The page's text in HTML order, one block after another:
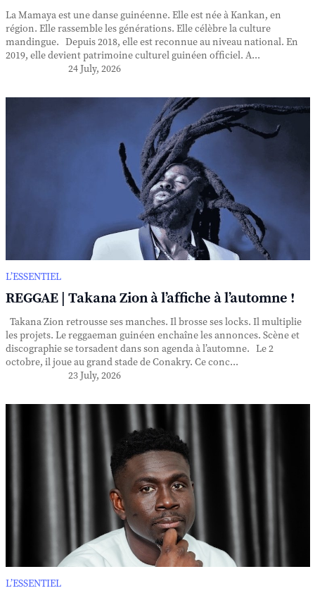
La Mamaya est une danse guinéenne. Elle est née à Kankan, en
région. Elle rassemble les générations. Elle célèbre la culture
mandingue. Depuis 2018, elle est reconnue au niveau national. En
2019, elle devient patrimoine culturel guinéen officiel. A...
24 July, 2026
L’ESSENTIEL
REGGAE | Takana Zion à l’affiche à l’automne !
Takana Zion retrousse ses manches. Il brosse ses locks. Il multiplie
les projets. Le reggaeman guinéen enchaîne les annonces. Scène et
discographie se torsadent dans son agenda à l’automne. Le 2
octobre, il joue au grand stade de Conakry. Ce conc...
23 July, 2026
L’ESSENTIEL